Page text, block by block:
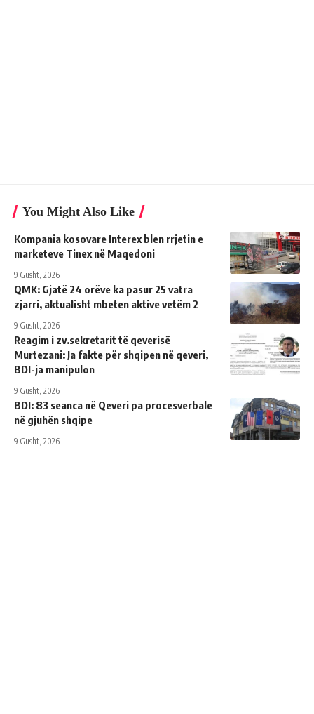
You Might Also Like
Kompania kosovare Interex blen rrjetin e
marketeve Tinex në Maqedoni
9 Gusht, 2026
QMK: Gjatë 24 orëve ka pasur 25 vatra
zjarri, aktualisht mbeten aktive vetëm 2
9 Gusht, 2026
Reagim i zv.sekretarit të qeverisë
Murtezani: Ja fakte për shqipen në qeveri,
BDI-ja manipulon
9 Gusht, 2026
BDI: 83 seanca në Qeveri pa procesverbale
në gjuhën shqipe
9 Gusht, 2026